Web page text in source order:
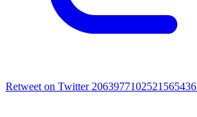
Retweet on Twitter 2063977102521565436